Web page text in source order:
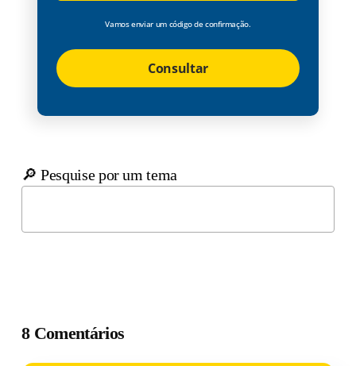
Vamos enviar um código de confirmação.
Consultar
🔎 Pesquise por um tema
8 Comentários